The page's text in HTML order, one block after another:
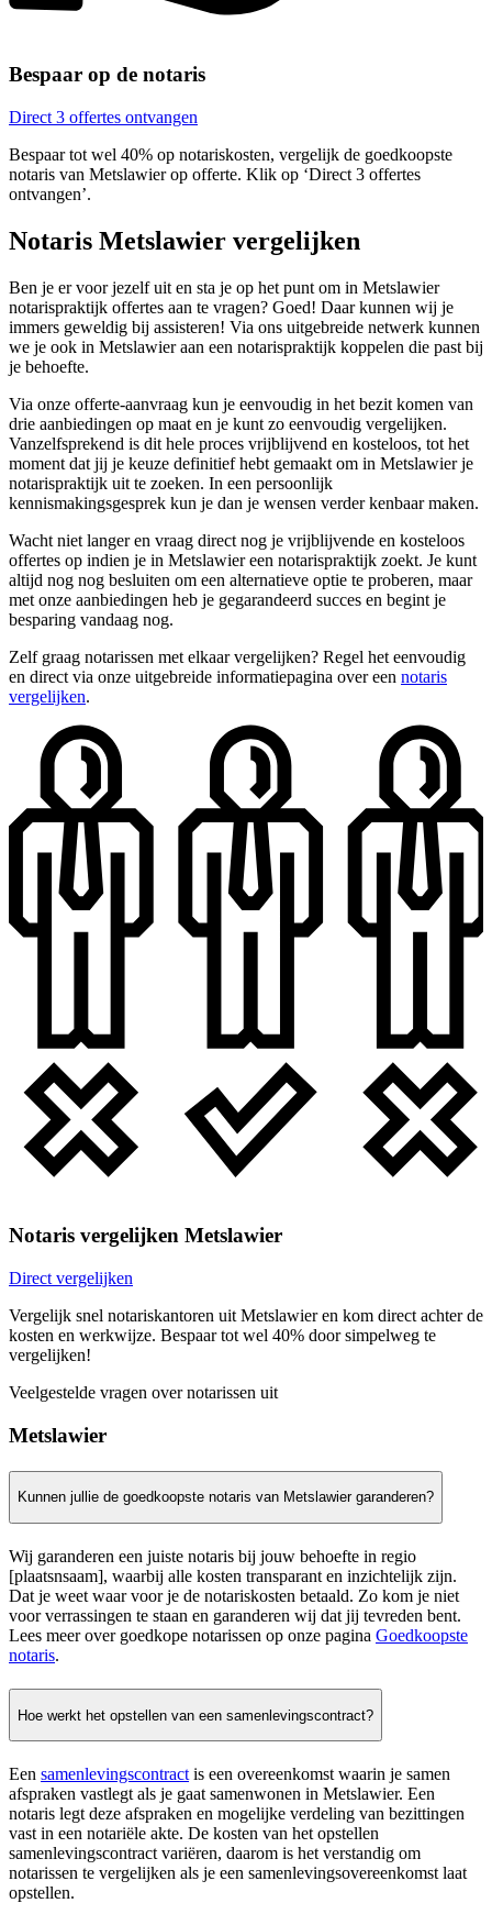
Bespaar op de notaris
Direct 3 offertes ontvangen
Bespaar tot wel 40% op notariskosten, vergelijk de goedkoopste
notaris van Metslawier op offerte. Klik op ‘Direct 3 offertes
ontvangen’.
Notaris Metslawier vergelijken
Ben je er voor jezelf uit en sta je op het punt om in Metslawier
notarispraktijk offertes aan te vragen? Goed! Daar kunnen wij je
immers geweldig bij assisteren! Via ons uitgebreide netwerk kunnen
we je ook in Metslawier aan een notarispraktijk koppelen die past bij
je behoefte.
Via onze offerte-aanvraag kun je eenvoudig in het bezit komen van
drie aanbiedingen op maat en je kunt zo eenvoudig vergelijken.
Vanzelfsprekend is dit hele proces vrijblijvend en kosteloos, tot het
moment dat jij je keuze definitief hebt gemaakt om in Metslawier je
notarispraktijk uit te zoeken. In een persoonlijk
kennismakingsgesprek kun je dan je wensen verder kenbaar maken.
Wacht niet langer en vraag direct nog je vrijblijvende en kosteloos
offertes op indien je in Metslawier een notarispraktijk zoekt. Je kunt
altijd nog nog besluiten om een alternatieve optie te proberen, maar
met onze aanbiedingen heb je gegarandeerd succes en begint je
besparing vandaag nog.
Zelf graag notarissen met elkaar vergelijken? Regel het eenvoudig
en direct via onze uitgebreide informatiepagina over een notaris
vergelijken.
Notaris vergelijken Metslawier
Direct vergelijken
Vergelijk snel notariskantoren uit Metslawier en kom direct achter de
kosten en werkwijze. Bespaar tot wel 40% door simpelweg te
vergelijken!
Veelgestelde vragen over notarissen uit
Metslawier
Kunnen jullie de goedkoopste notaris van Metslawier garanderen?
Wij garanderen een juiste notaris bij jouw behoefte in regio
[plaatsnsaam], waarbij alle kosten transparant en inzichtelijk zijn.
Dat je weet waar voor je de notariskosten betaald. Zo kom je niet
voor verrassingen te staan en garanderen wij dat jij tevreden bent.
Lees meer over goedkope notarissen op onze pagina Goedkoopste
notaris.
Hoe werkt het opstellen van een samenlevingscontract?
Een samenlevingscontract is een overeenkomst waarin je samen
afspraken vastlegt als je gaat samenwonen in Metslawier. Een
notaris legt deze afspraken en mogelijke verdeling van bezittingen
vast in een notariële akte. De kosten van het opstellen
samenlevingscontract variëren, daarom is het verstandig om
notarissen te vergelijken als je een samenlevingsovereenkomst laat
opstellen.